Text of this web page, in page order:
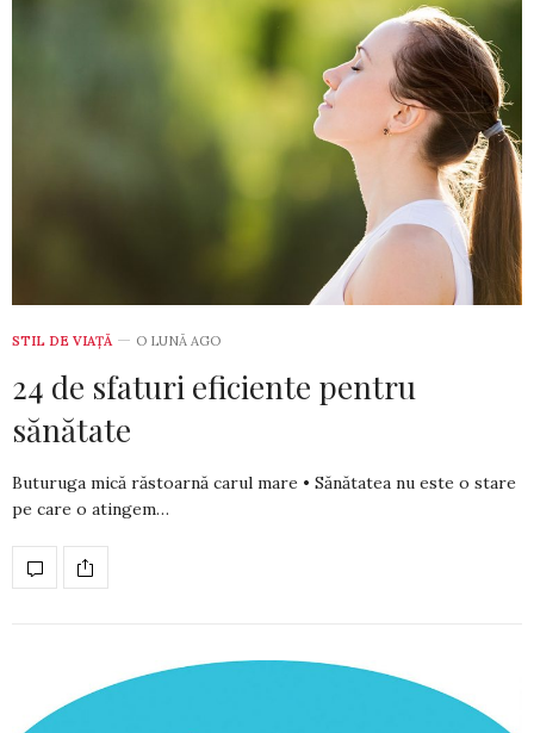
STIL DE VIA­ŢĂ O LUNĂ AGO
24 de sfaturi eficiente pentru
sănătate
Buturuga mică răstoarnă carul mare • Sănătatea nu este o stare
pe care o atingem…